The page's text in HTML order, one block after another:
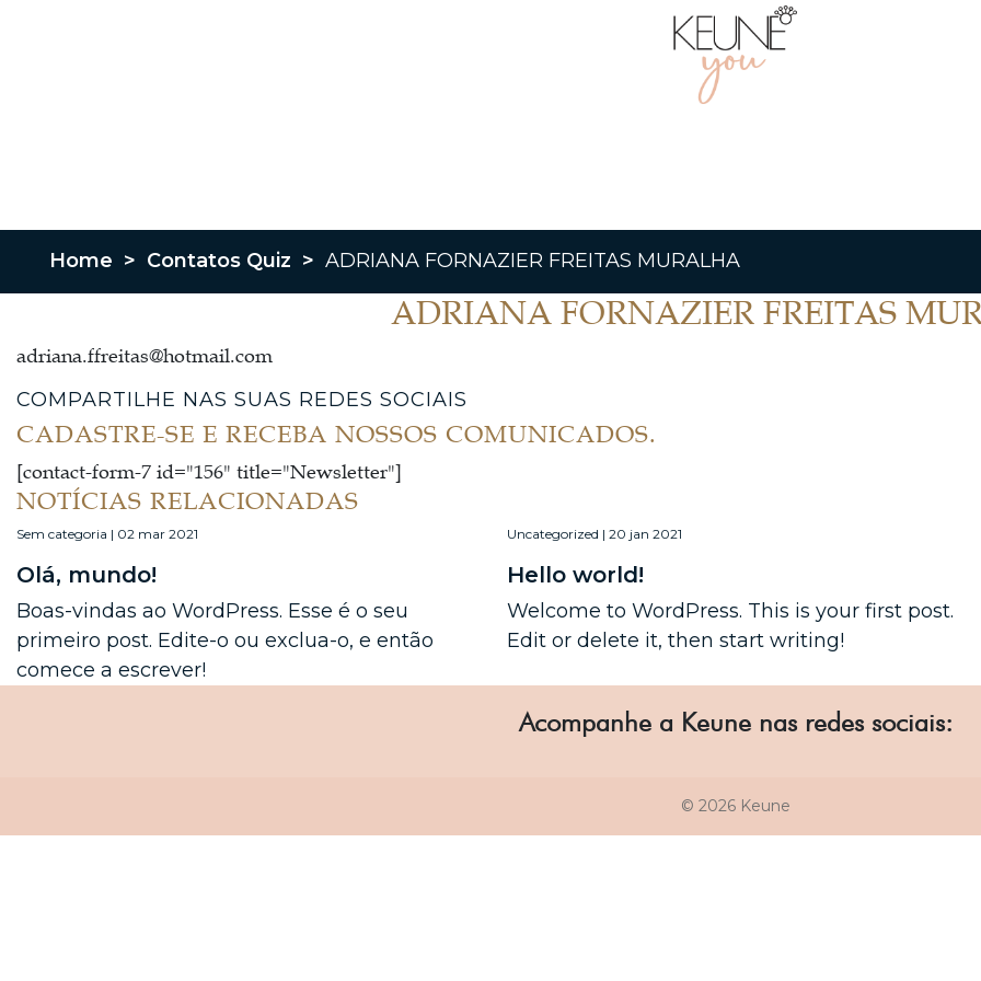
Home > Contatos Quiz > ADRIANA FORNAZIER FREITAS MURALHA
ADRIANA FORNAZIER FREITAS
adriana.ffreitas@hotmail.com
COMPARTILHE NAS SUAS REDES SOCIAIS
CADASTRE-SE E RECEBA NOSSOS COMUNICADOS.
[contact-form-7 id="156" title="Newsletter"]
NOTÍCIAS RELACIONADAS
Sem categoria | 02 mar 2021
Olá, mundo!
Boas-vindas ao WordPress. Esse é o seu
primeiro post. Edite-o ou exclua-o, e então
comece a escrever!
Uncategorized | 20 jan 2021
Hello world!
Welcome to WordPress. This is your first post.
Edit or delete it, then start writing!
Acompanhe a Keune nas redes sociais:
© 2026 Keune